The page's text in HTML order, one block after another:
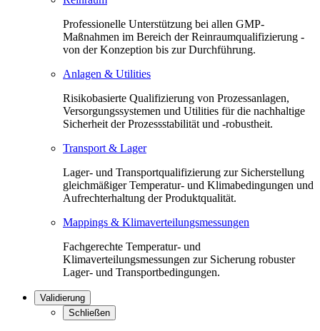
Professionelle Unterstützung bei allen GMP-
Maßnahmen im Bereich der Reinraumqualifizierung -
von der Konzeption bis zur Durchführung.
Anlagen & Utilities
Risikobasierte Qualifizierung von Prozessanlagen,
Versorgungssystemen und Utilities für die nachhaltige
Sicherheit der Prozessstabilität und -robustheit.
Transport & Lager
Lager- und Transportqualifizierung zur Sicherstellung
gleichmäßiger Temperatur- und Klimabedingungen und
Aufrechterhaltung der Produktqualität.
Mappings & Klimaverteilungsmessungen
Fachgerechte Temperatur- und
Klimaverteilungsmessungen zur Sicherung robuster
Lager- und Transportbedingungen.
Validierung
Schließen